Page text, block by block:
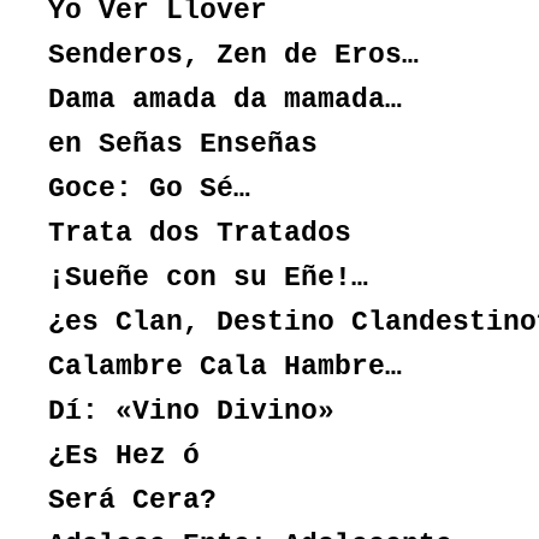
Yo Ver Llover
Senderos, Zen de Eros…
Dama amada da mamada…
en Señas Enseñas
Goce: Go Sé…
Trata dos Tratados
¡Sueñe con su Eñe!…
¿es Clan, Destino
Calambre Cala Hambre…
Dí: «Vino Divino»
¿Es Hez ó
Será Cera?